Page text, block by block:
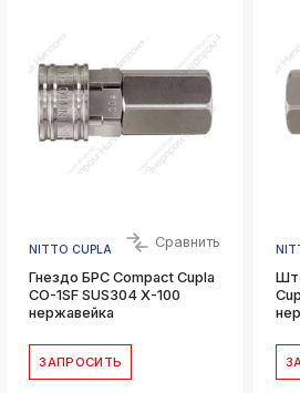
NITTO CUPLA Сравнить
Гнездо БРС Compact Cupla
CO-1SF SUS304 X-100
нержавейка
ЗАПРОСИТЬ